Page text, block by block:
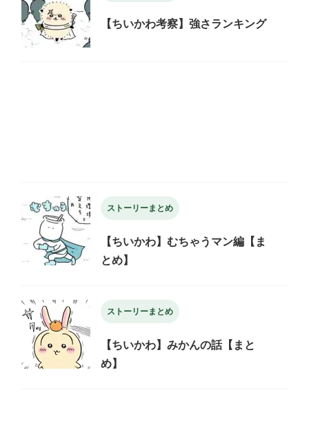
【ちいかわ考察】強さランキング
ストーリーまとめ
【ちいかわ】むちゃうマン編【ま
とめ】
ストーリーまとめ
【ちいかわ】みかんの話【まと
め】